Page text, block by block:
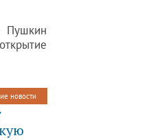
Пушкин
по
или
новости